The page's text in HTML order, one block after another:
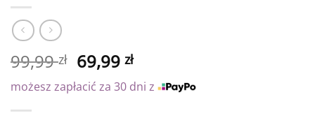
99,99zł 69,99zł
możesz zapłacić za 30 dni z